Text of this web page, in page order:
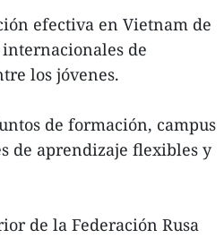
efectiva en Vietnam de
de
los jóvenes.
de formación, campus
de aprendizaje flexibles y
de la Federación Rusa